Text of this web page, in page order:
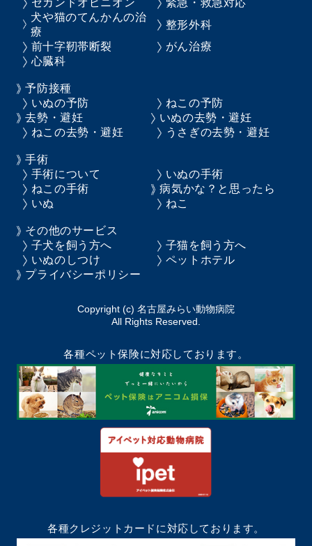
セカンドオピニオン
緊急・救急対応
犬や猫のてんかんの治
療
整形外科
前十字靭帯断裂
がん治療
心臓科
予防接種
いぬの予防
ねこの予防
去勢・避妊
いぬの去勢・避妊
ねこの去勢・避妊
うさぎの去勢・避妊
手術
手術について
いぬの手術
ねこの手術
病気かな？と思ったら
いぬ
ねこ
その他のサービス
子犬を飼う方へ
子猫を飼う方へ
いぬのしつけ
ペットホテル
プライバシーポリシー
Copyright (c) 名古屋みらい動物病院
All Rights Reserved.
各種ペット保険に対応しております。
各種クレジットカードに対応しております。